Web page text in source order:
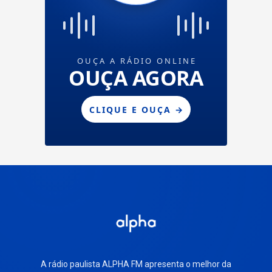
A rádio paulista ALPHA FM apresenta o melhor da